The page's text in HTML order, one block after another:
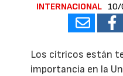
INTERNACIONAL
Los cítricos están
importancia en la